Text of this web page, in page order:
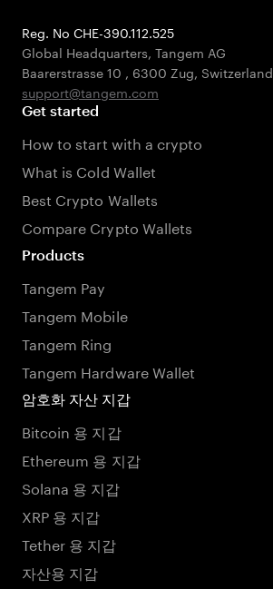
Reg. No CHE-390.112.525
Global Headquarters, Tangem AG
Baarerstrasse 10 , 6300 Zug, Switzerland
support@tangem.com
Get started
How to start with a crypto
What is Cold Wallet
Best Crypto Wallets
Compare Crypto Wallets
Products
Tangem Pay
Tangem Mobile
Tangem Ring
Tangem Hardware Wallet
암호화 자산 지갑
Bitcoin 용 지갑
Ethereum 용 지갑
Solana 용 지갑
XRP 용 지갑
Tether 용 지갑
자산용 지갑